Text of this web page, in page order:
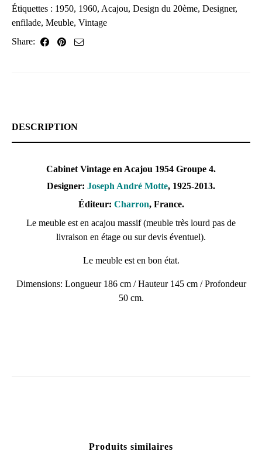
Étiquettes : 1950, 1960, Acajou, Design du 20ème, Designer,
enfilade, Meuble, Vintage
Share:
DESCRIPTION
Cabinet Vintage en Acajou 1954 Groupe 4.
Designer: Joseph André Motte, 1925-2013.
Éditeur: Charron, France.
Le meuble est en acajou massif (meuble très lourd pas de
livraison en étage ou sur devis éventuel).
Le meuble est en bon état.
Dimensions: Longueur 186 cm / Hauteur 145 cm / Profondeur
50 cm.
Produits similaires